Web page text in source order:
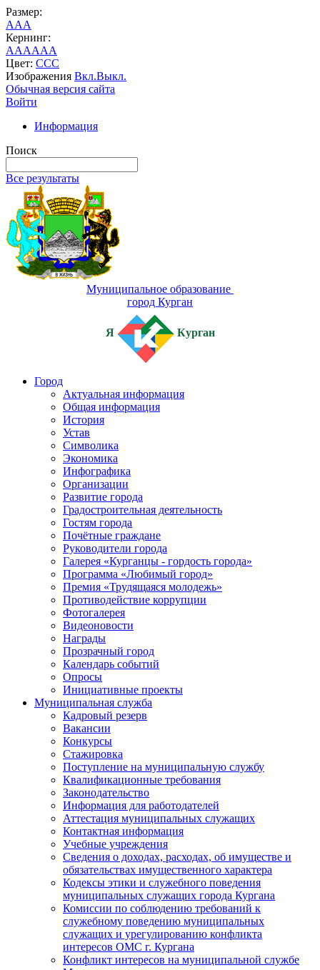
Размер:
AAA
Кернинг:
AAAAAA
Цвет: CCC
Изображения Вкл.Выкл.
Обычная версия сайта
Войти
Информация
Поиск
Все результаты
Муниципальное образование
город Курган
Я Курган
Город
Актуальная информация
Общая информация
История
Устав
Символика
Экономика
Инфографика
Организации
Развитие города
Градостроительная деятельность
Гостям города
Почётные граждане
Руководители города
Галерея «Курганцы - гордость города»
Программа «Любимый город»
Премия «Трудящаяся молодежь»
Противодействие коррупции
Фотогалерея
Видеоновости
Награды
Прозрачный город
Календарь событий
Опросы
Инициативные проекты
Муниципальная служба
Кадровый резерв
Вакансии
Конкурсы
Стажировка
Поступление на муниципальную службу
Квалификационные требования
Законодательство
Информация для работодателей
Аттестация муниципальных служащих
Контактная информация
Учебные учреждения
Сведения о доходах, расходах, об имуществе и
обязательствах имущественного характера
Кодексы этики и служебного поведения
муниципальных служащих города Кургана
Комиссии по соблюдению требований к
служебному поведению муниципальных
служащих и урегулированию конфликта
интересов ОМС г. Кургана
Конфликт интересов на муниципальной службе